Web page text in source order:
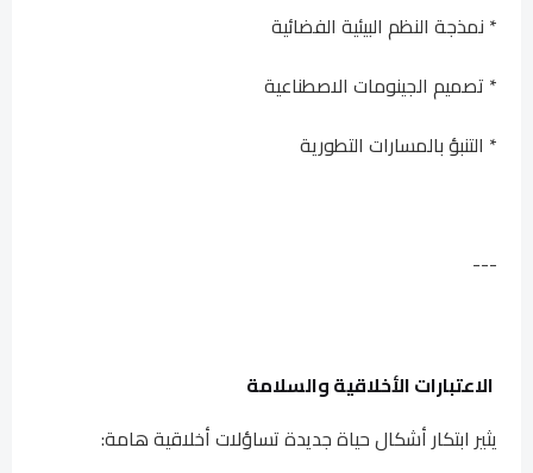
* نمذجة النظم البيئية الفضائية
* تصميم الجينومات الاصطناعية
* التنبؤ بالمسارات التطورية
---
الاعتبارات الأخلاقية والسلامة
يثير ابتكار أشكال حياة جديدة تساؤلات أخلاقية هامة: